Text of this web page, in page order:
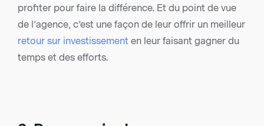
profiter pour faire la différence. Et du point de vue
de l’agence, c’est une façon de leur offrir un meilleur
retour sur investissement en leur faisant gagner du
temps et des efforts.